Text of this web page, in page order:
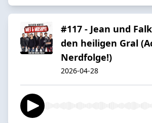
#117 - Jean und
den heiligen Gral
Nerdfolge!)
2026-04-28